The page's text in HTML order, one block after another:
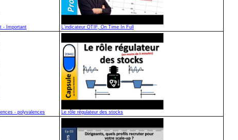
- Important L’indicateur OTIF, On Time In Full
- polyvalences Le rôle régulateur des stocks